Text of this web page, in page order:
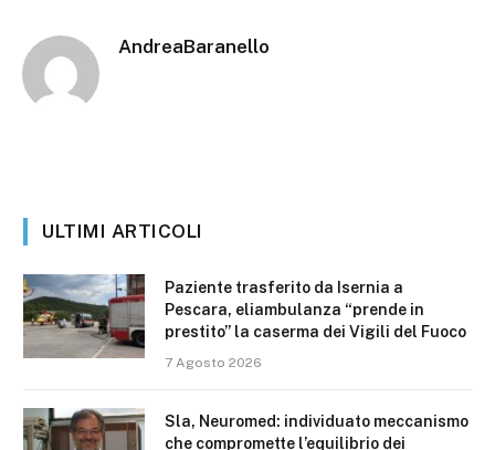
AndreaBaranello
ULTIMI ARTICOLI
Paziente trasferito da Isernia a
Pescara, eliambulanza “prende in
prestito” la caserma dei Vigili del Fuoco
7 Agosto 2026
Sla, Neuromed: individuato meccanismo
che compromette l’equilibrio dei